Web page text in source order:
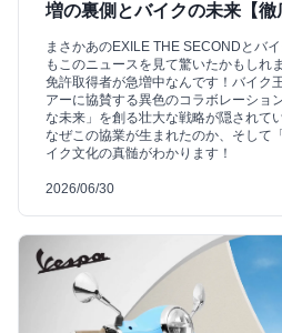
増の裏側とバイクの未来【徹
まさかあのEXILE THE SECONDとバ
もこのニュースを見て驚いたかもしれ
免許取得者が急増中なんです！バイク
アーに協賛する異色のコラボレーショ
な未来」を創る壮大な戦略が隠されて
なぜこの協業が生まれたのか、そして
イク文化の真髄がわかります！
2026/06/30